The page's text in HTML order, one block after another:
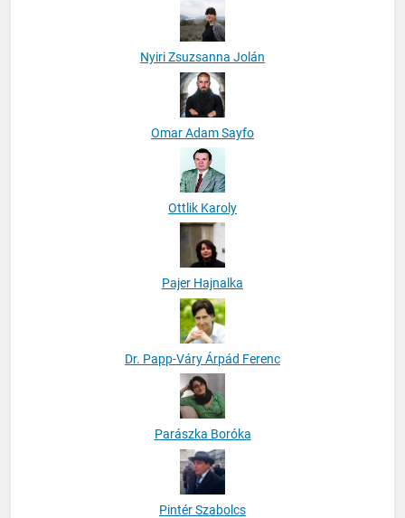
Nyiri Zsuzsanna Jolán
Omar Adam Sayfo
Ottlik Karoly
Pajer Hajnalka
Dr. Papp-Váry Árpád Ferenc
Parászka Boróka
Pintér Szabolcs